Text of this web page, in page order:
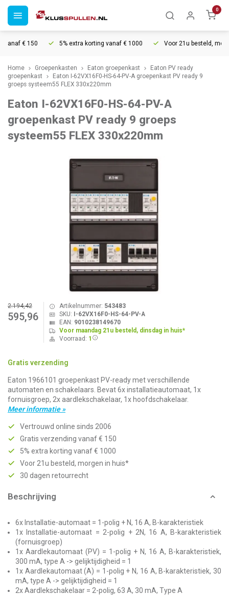
0
€ 150 5% extra korting vanaf € 1000 Voor 21u besteld,
Home Groepenkasten Eaton groepenkast
Eaton PV ready
groepenkast
Eaton I-62VX16F0-HS-64-PV-A groepenkast PV ready 9
groeps systeem55 FLEX 330x220mm
Eaton I-62VX16F0-HS-64-PV-A
groepenkast PV ready 9 groeps
systeem55 FLEX 330x220mm
2.194,42
595,96
Artikelnummer: 543483
SKU:
I-62VX16F0-HS-64-PV-A
EAN: 9010238149670
Voor maandag 21u besteld, dinsdag in huis*
Voorraad: 1
Gratis verzending
Eaton 1966101 groepenkast PV-ready met verschillende
automaten en schakelaars. Bevat 6x installatieautomaat, 1x
fornuisgroep, 2x aardlekschakelaar, 1x hoofdschakelaar.
Meer informatie »
Vertrouwd online sinds 2006
Gratis verzending vanaf € 150
5% extra korting vanaf € 1000
Voor 21u besteld, morgen in huis*
30 dagen retourrecht
Beschrijving
6x Installatie-automaat = 1-polig + N, 16 A, B-karakteristiek
1x Installatie-automaat = 2-polig + 2N, 16 A, B-karakteristiek
(fornuisgroep)
1x Aardlekautomaat (PV) = 1-polig + N, 16 A, B-karakteristiek,
300 mA, type A -> gelijktijdigheid = 1
1x Aardlekautomaat (A) = 1-polig + N, 16 A, B-karakteristiek, 30
mA, type A -> gelijktijdigheid = 1
2x Aardlekschakelaar = 2-polig, 63 A, 30 mA, Type A